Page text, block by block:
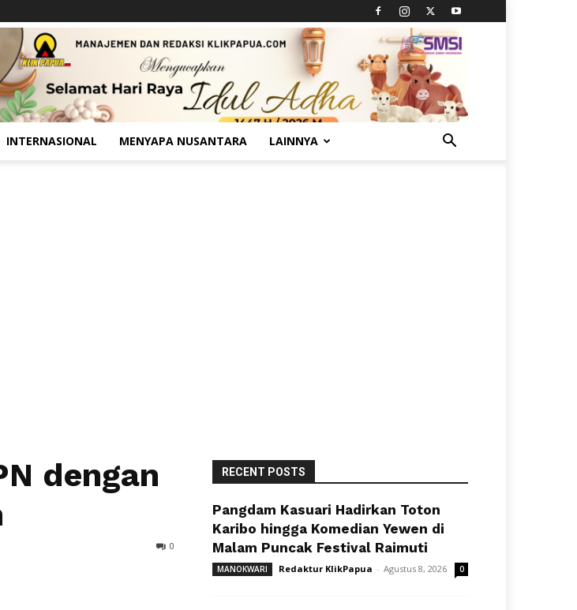
INTERNASIONAL MENYAPA NUSANTARA LAINNYA
dengan
0
RECENT POSTS
Pangdam Kasuari Hadirkan Toton
Karibo hingga Komedian Yewen di
Malam Puncak Festival Raimuti
MANOKWARI Redaktur KlikPapua - Agustus 8, 2026 0